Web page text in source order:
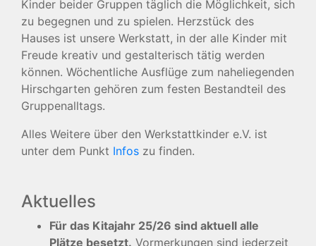
Kinder beider Gruppen täglich die Möglichkeit, sich
zu begegnen und zu spielen. Herzstück des
Hauses ist unsere Werkstatt, in der alle Kinder mit
Freude kreativ und gestalterisch tätig werden
können. Wöchentliche Ausflüge zum naheliegenden
Hirschgarten gehören zum festen Bestandteil des
Gruppenalltags.
Alles Weitere über den Werkstattkinder e.V. ist
unter dem Punkt Infos zu finden.
Aktuelles
Für das Kitajahr 25/26 sind aktuell alle
Plätze besetzt. Vormerkungen sind jederzeit